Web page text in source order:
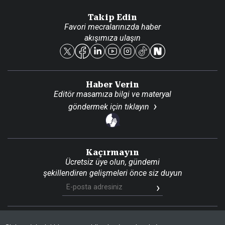
Reklam Ver
Takip Edin
Favori mecralarınızda haber
akışımıza ulaşın
Haber Verin
Editör masamıza bilgi ve materyal
göndermek için tıklayın
Kaçırmayın
Ücretsiz üye olun, gündemi
şekillendiren gelişmeleri önce siz duyun